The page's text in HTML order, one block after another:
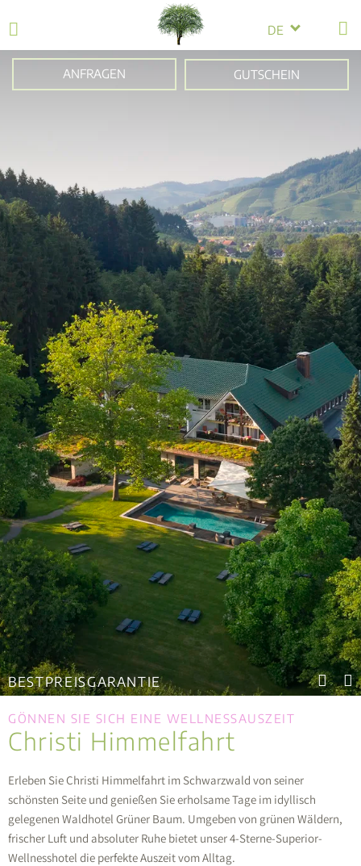
DE
ANFRAGEN GUTSCHEIN
BESTPREISGARANTIE
GÖNNEN SIE SICH EINE WELLNESSAUSZEIT
Christi Himmelfahrt
Erleben Sie Christi Himmelfahrt im Schwarzwald von seiner
schönsten Seite und genießen Sie erholsame Tage im idyllisch
gelegenen Waldhotel Grüner Baum. Umgeben von grünen Wäldern,
frischer Luft und absoluter Ruhe bietet unser 4-Sterne-Superior-
Wellnesshotel die perfekte Auszeit vom Alltag.